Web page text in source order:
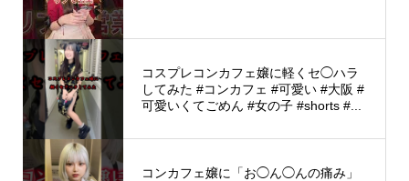
コスプレコンカフェ嬢に軽くセ◯ハラ
してみた #コンカフェ #可愛い #大阪 #
可愛いくてごめん #女の子 #shorts #...
コンカフェ嬢に「お◯ん◯んの痛み」